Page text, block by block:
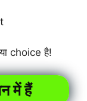
choice है!
में हैं